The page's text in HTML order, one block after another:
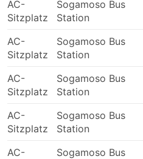
AC-
Sitzplatz
Sogamoso Bus
Station
AC-
Sitzplatz
Sogamoso Bus
Station
AC-
Sitzplatz
Sogamoso Bus
Station
AC-
Sitzplatz
Sogamoso Bus
Station
AC-
Sogamoso Bus